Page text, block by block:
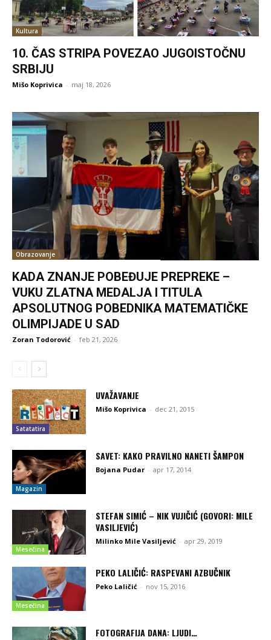
Kultura
10. ČAS STRIPA POVEZAO JUGOISTOČNU
SRBIJU
Mišo Koprivica - maj 18, 2026
Obrazovanje
KADA ZNANJE POBEĐUJE PREPREKE –
VUKU ZLATNA MEDALJA I TITULA
APSOLUTNOG POBEDNIKA MATEMATIČKE
OLIMPIJADE U SAD
Zoran Todorović - feb 21, 2026
Satatatira
UVAŽAVANJE
Mišo Koprivica - dec 21, 2015
Magazin
SAVET: KAKO PRAVILNO NANETI ŠAMPON
Bojana Pudar - apr 17, 2014
Mesečina
STEFAN SIMIĆ – NIK VUJIČIĆ (GOVORI: MILE
VASILJEVIĆ)
Milinko Mile Vasiljević - apr 29, 2019
Mesečina
PEKO LALIČIĆ: RASPEVANI AZBUČNIK
Peko Laličić - nov 15, 2016
FOTOGRAFIJA DANA: LJUDI…